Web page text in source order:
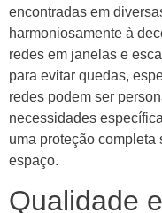
encontradas em
harmoniosamente à
redes em janelas e
para evitar quedas,
redes podem ser
necessidades
uma proteção completa
espaço.
Qualidade